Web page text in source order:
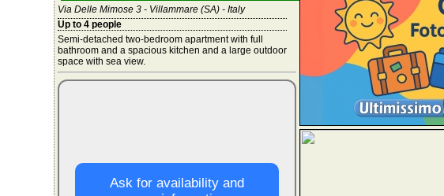
Via Delle Mimose 3 - Villammare (SA) - Italy
Up to 4 people
Semi-detached two-bedroom apartment with full
bathroom and a spacious kitchen and a large outdoor
space with sea view.
Ask for availability and